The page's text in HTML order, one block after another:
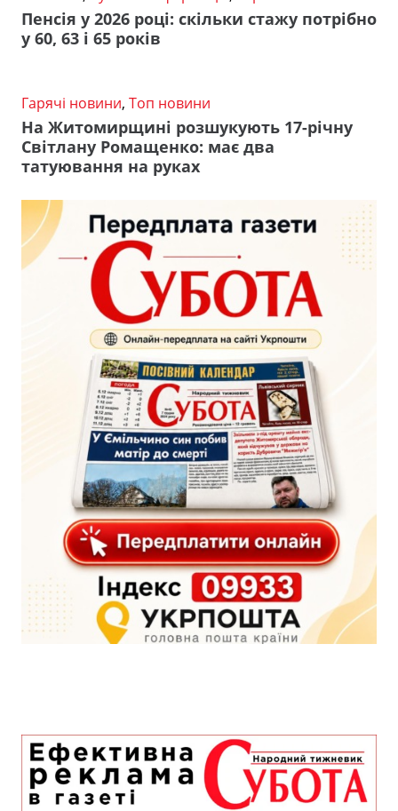
Пенсія у 2026 році: скільки стажу потрібно
у 60, 63 і 65 років
Гарячі новини, Топ новини
На Житомирщині розшукують 17-річну
Світлану Ромащенко: має два
татуювання на руках